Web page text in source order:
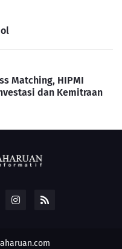
Matching, HIPMI
dan Kemitraan